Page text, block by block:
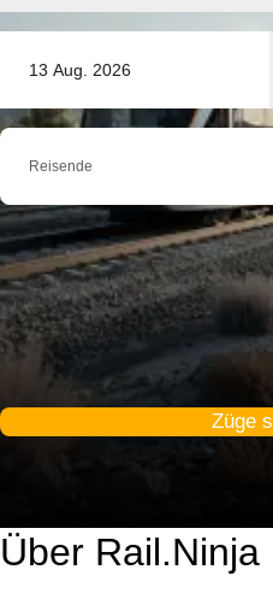
13 Aug. 2026
Reisende
Züge
Über Rail.Ninja